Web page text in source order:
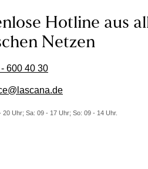
Hotline aus
Netzen
600 40 30
20 Uhr; Sa: 09 - 17 Uhr; So: 09 - 14 Uhr.